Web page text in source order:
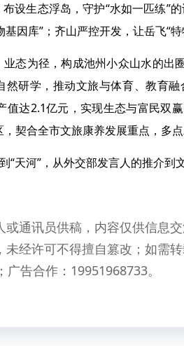
设生态浮岛，守护“水如一匹练”
因库”；齐山严控开发，让岳飞“
为径，构成池州小众山水的出
然研学，推动文旅与体育、教育
值达2.1亿元，实现生态与富民双
契合全市文旅康养发展重点，多点
天河”，从外交部发言人的推介到
通讯员供稿，内容仅供信息
经许可不得擅自篡改；如需
告合作：19951968733。